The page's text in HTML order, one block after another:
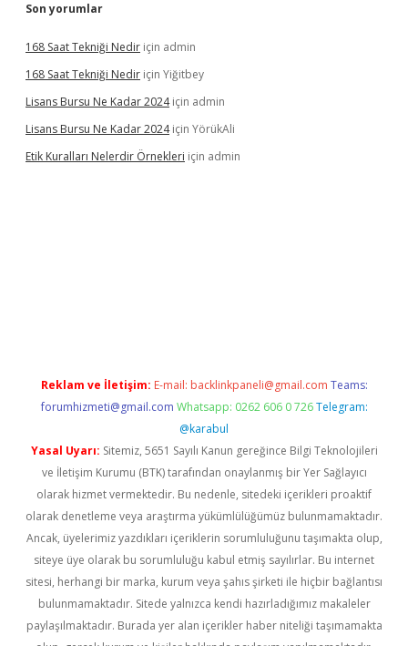
Son yorumlar
168 Saat Tekniği Nedir için admin
168 Saat Tekniği Nedir için Yiğitbey
Lisans Bursu Ne Kadar 2024için admin
Lisans Bursu Ne Kadar 2024için YörükAli
Etik Kuralları Nelerdir Örnekleri için admin
Reklam ve İletişim: E-mail: backlinkpaneli@gmail.com Teams:
forumhizmeti@gmail.com Whatsapp: 0262 606 0 726 Telegram:
@karabul
Yasal Uyarı: Sitemiz, 5651 Sayılı Kanun gereğince Bilgi Teknolojileri
ve İletişim Kurumu (BTK) tarafından onaylanmış bir Yer Sağlayıcı
olarak hizmet vermektedir. Bu nedenle, sitedeki içerikleri proaktif
olarak denetleme veya araştırma yükümlülüğümüz bulunmamaktadır.
Ancak, üyelerimiz yazdıkları içeriklerin sorumluluğunu taşımakta olup,
siteye üye olarak bu sorumluluğu kabul etmiş sayılırlar. Bu internet
sitesi, herhangi bir marka, kurum veya şahıs şirketi ile hiçbir bağlantısı
bulunmamaktadır. Sitede yalnızca kendi hazırladığımız makaleler
paylaşılmaktadır. Burada yer alan içerikler haber niteliği taşımamakta